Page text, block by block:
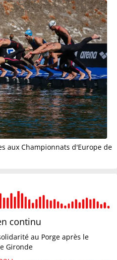
aux Championnats d'Europe de
continu
au Porge après le
Gironde